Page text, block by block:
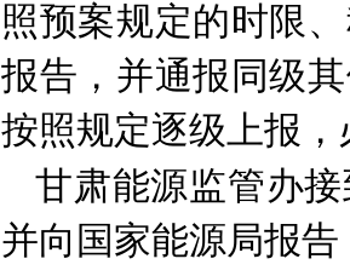
照预案规定的时限
报告，并通报同级
按照规定逐级上报
甘肃能源监管办
并向国家能源局报